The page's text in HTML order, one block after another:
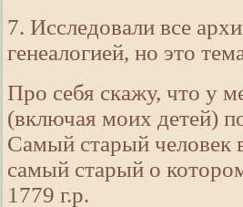
7. Исследовали все
генеалогией, но это
Про себя скажу, что у
(включая моих детей)
Самый старый человек
самый старый о
1779 г.р.